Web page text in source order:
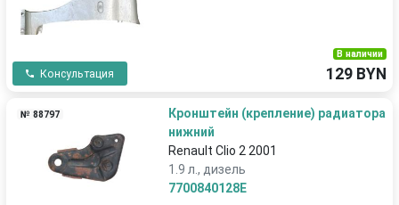
Консультация
В наличии
129 BYN
№ 88797
Кронштейн (крепление) радиатора
нижний
Renault Clio 2 2001
1.9 л., дизель
7700840128E